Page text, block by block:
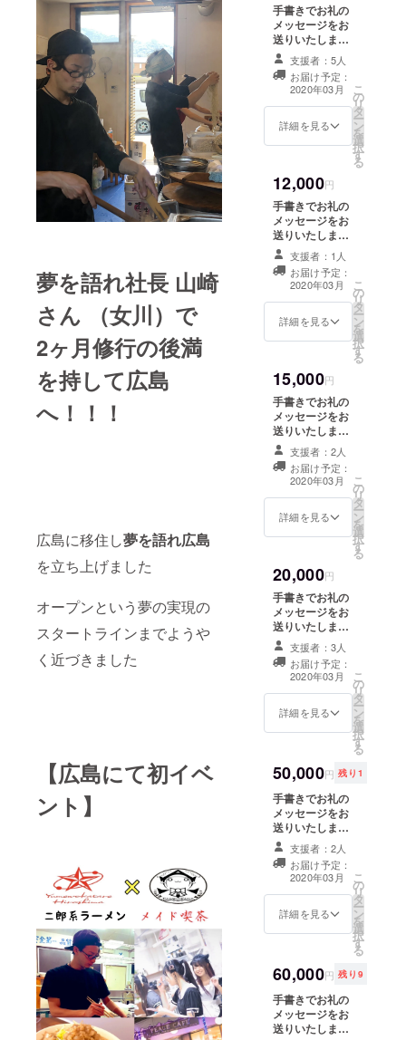
夢を語れ社長 山崎
さん （女川）で
2ヶ月修行の後満
を持して広島
へ！！！
広島に移住し夢を語れ広島
を立ち上げました
オープンという夢の実現の
スタートラインまでようや
く近づきました
【広島にて初イベ
ント】
手書きでお礼の
メッセージをお
送りいたします
クラファン限定T
シャツ１枚＋夢
を語れ広島Tシャ
ツ1枚セット ※サ
イズはS,M,L,LL
からお選び頂け
ます。 夢を語れ
からお選び頂け
ます。
支援者：5人
お届け予定：
2020年03月
詳細を見る
こ
の
リ
タ
ー
ン
を
選
択
す
る
12,000円
手書きでお礼の
メッセージをお
送りいたします
ラーメン1ヶ月食
べ放題 初来店時
より１ヶ月間無
料となります。
※限定ラーメン、
トッピングはご
支援者：1人
お届け予定：
2020年03月
詳細を見る
こ
の
リ
タ
ー
ン
を
選
択
す
る
15,000円
手書きでお礼の
メッセージをお
送りいたします
クラファン限定T
シャツ＋夢を語
れ広島Tシャツ2
枚 ※サイズは
S,M,L,LLからお
選び頂けます。
お選び頂けま
す。
支援者：2人
お届け予定：
2020年03月
詳細を見る
こ
の
リ
タ
ー
ン
を
選
択
す
る
20,000円
手書きでお礼の
メッセージをお
送りいたします
コンプリート
セット クラファ
ン限定Tシャツ＋
夢を語れ広島T
シャツ3枚（全
色） ※サイズは
島Tシャツは黒、
白、グレーから
お選びください
支援者：3人
お届け予定：
2020年03月
詳細を見る
こ
の
リ
タ
ー
ン
を
選
択
す
る
50,000円 残り1
手書きでお礼の
メッセージをお
送りいたします
応援したい若者
50人にラーメン
をご馳走する権
利 ※夢食券とし
てお店に置かせ
ていただきそれ
セージの動画を
お送りさせてい
ただきます。
支援者：2人
お届け予定：
2020年03月
詳細を見る
こ
の
リ
タ
ー
ン
を
選
択
す
る
60,000円 残り9
手書きでお礼の
メッセージをお
送りいたします